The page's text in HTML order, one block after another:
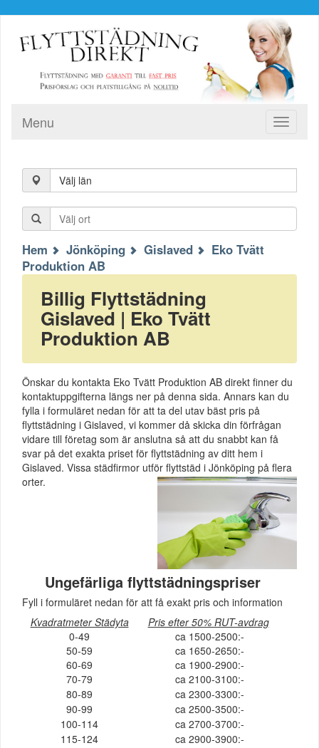
Toggle
Menu
Välj län
Hem Jönköping Gislaved
Eko Tvätt
Produktion AB
Billig Flyttstädning
Gislaved | Eko Tvätt
Produktion AB
Önskar du kontakta Eko Tvätt Produktion AB direkt finner du
kontaktuppgifterna längs ner på denna sida. Annars kan du
fylla i formuläret nedan för att ta del utav bäst pris på
flyttstädning i Gislaved, vi kommer då skicka din förfrågan
vidare till företag som är anslutna så att du snabbt kan få
svar på det exakta priset för flyttstädning av ditt hem i
Gislaved. Vissa städfirmor utför flyttstäd i Jönköping på flera
orter.
Ungefärliga flyttstädningspriser
Fyll i formuläret nedan för att få exakt pris och information
Kvadratmeter Städyta
Pris efter 50% RUT-avdrag
0-49
ca 1500-2500:-
50-59
ca 1650-2650:-
60-69
ca 1900-2900:-
70-79
ca 2100-3100:-
80-89
ca 2300-3300:-
90-99
ca 2500-3500:-
100-114
ca 2700-3700:-
115-124
ca 2900-3900:-